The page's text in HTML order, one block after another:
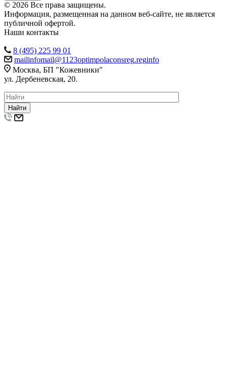
© 2026 Все права защищены.
Информация, размещенная на данном веб-сайте, не является
публичной офертой.
Наши контакты
8 (495) 225 99 01
mailinfomail@1123optimpolaconsreg.reginfo
Москва, БП "Кожевники"
ул. Дербеневская, 20.
Найти